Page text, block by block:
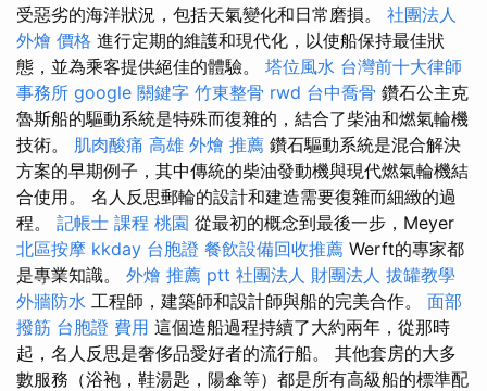
受惡劣的海洋狀況，包括天氣變化和日常磨損。 社團法人
外燴 價格 進行定期的維護和現代化，以使船保持最佳狀
態，並為乘客提供絕佳的體驗。 塔位風水 台灣前十大律師
事務所 google 關鍵字 竹東整骨 rwd 台中喬骨 鑽石公主克
魯斯船的驅動系統是特殊而復雜的，結合了柴油和燃氣輪機
技術。 肌肉酸痛 高雄 外燴 推薦 鑽石驅動系統是混合解決
方案的早期例子，其中傳統的柴油發動機與現代燃氣輪機結
合使用。 名人反思郵輪的設計和建造需要復雜而細緻的過
程。 記帳士 課程 桃園 從最初的概念到最後一步，Meyer
北區按摩 kkday 台胞證 餐飲設備回收推薦 Werft的專家都
是專業知識。 外燴 推薦 ptt 社團法人 財團法人 拔罐教學
外牆防水 工程師，建築師和設計師與船的完美合作。 面部
撥筋 台胞證 費用 這個造船過程持續了大約兩年，從那時
起，名人反思是奢侈品愛好者的流行船。 其他套房的大多
數服務（浴袍，鞋湯匙，陽傘等）都是所有高級船的標準配